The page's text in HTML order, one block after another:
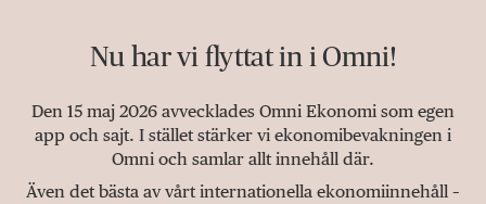
Nu har vi flyttat in i Omni!
Den 15 maj 2026 avvecklades Omni Ekonomi som egen
app och sajt. I stället stärker vi ekonomibevakningen i
Omni och samlar allt innehåll där.
Även det bästa av vårt internationella ekonomiinnehåll –